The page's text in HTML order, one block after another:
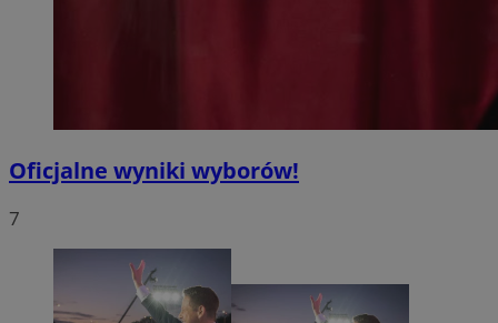
Oficjalne wyniki wyborów!
7